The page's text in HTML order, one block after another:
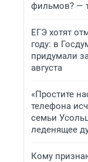
фильмов? —
ЕГЭ хотят
году: в
придумали
августа
«Простите
телефона
семьи
леденящее
Кому